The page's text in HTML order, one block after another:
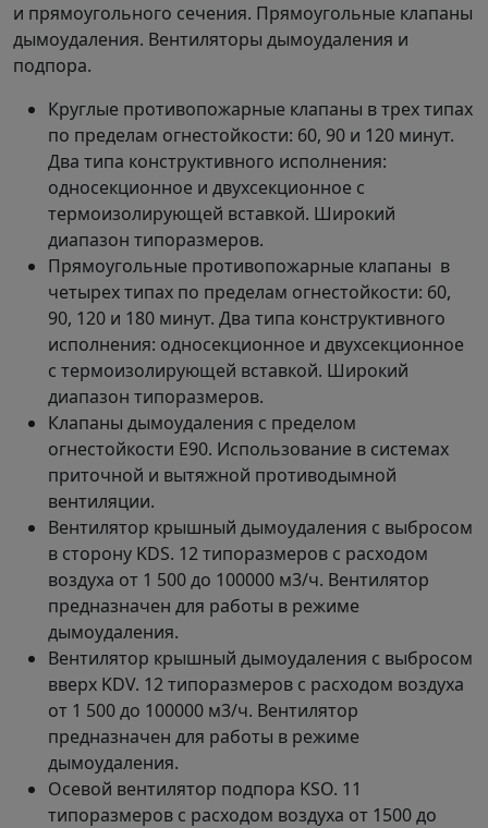
и прямоугольного сечения. Прямоугольные клапаны
дымоудаления. Вентиляторы дымоудаления и
подпора.
Круглые противопожарные клапаны в трех типах
по пределам огнестойкости: 60, 90 и 120 минут.
Два типа конструктивного исполнения:
односекционное и двухсекционное с
термоизолирующей вставкой. Широкий
диапазон типоразмеров.
Прямоугольные противопожарные клапаны в
четырех типах по пределам огнестойкости: 60,
90, 120 и 180 минут. Два типа конструктивного
исполнения: односекционное и двухсекционное
с термоизолирующей вставкой. Широкий
диапазон типоразмеров.
Клапаны дымоудаления с пределом
огнестойкости E90. Использование в системах
приточной и вытяжной противодымной
вентиляции.
Вентилятор крышный дымоудаления с выбросом
в сторону KDS. 12 типоразмеров с расходом
воздуха от 1 500 до 100000 м3/ч. Вентилятор
предназначен для работы в режиме
дымоудаления.
Вентилятор крышный дымоудаления с выбросом
вверх KDV. 12 типоразмеров с расходом воздуха
от 1 500 до 100000 м3/ч. Вентилятор
предназначен для работы в режиме
дымоудаления.
Осевой вентилятор подпора KSO. 11
типоразмеров с расходом воздуха от 1500 до